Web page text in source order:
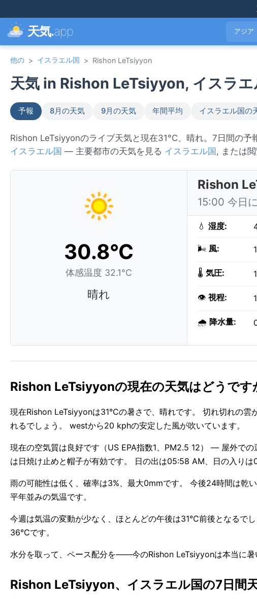
天気.app アジア
他の > イスラエル国 > Rishon LeTsiyyon
天気 in Rishon LeTsiyyon, イスラ
予報 8月の天気 9月の天気 年間平均 イスラエル国の
Rishon LeTsiyyonのライブ天気と現在31°C、晴れ。7日間の
イスラエル国 — 主要都市の天気を見る イスラエル国 , または
30.8°C
体感温度 32.1°C
晴れ
Rishon
15:00 今日
💧 湿度:
🌬️ 風:
🌡️ 気圧:
👁️ 視程:
🌧️ 降水量:
Rishon LeTsiyyonの現在の天気はどうです
現在Rishon LeTsiyyonは31°Cの暑さで、晴れです。 切れ切れの
れるでしょう。 westから20 kphの安定した風が吹いています。
現在の空気質は良好です（US EPA指数1、PM2.5 12） — 屋外で
は日焼け止めと帽子が有効です。 日の出は05:58 AM、日の入り
雨の可能性は低く、確率は3%、最大0mmです。 今後24時間は乾
平年並みの気温です。
今週は気温の変動が少なく、ほとんどの午後は31°C前後となるで
36°Cです。
水分を取って、ペース配分を——今のRishon LeTsiyyonは本当に暑
Rishon LeTsiyyon、イスラエル国の7日間